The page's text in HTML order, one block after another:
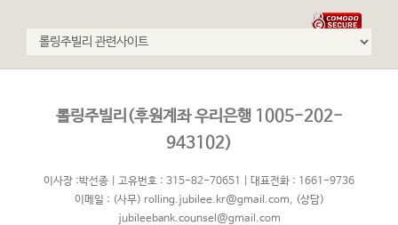
롤링주빌리(후원계좌 우리은행 1005-202-
943102)
이사장 :박선종 | 고유번호 : 315-82-70651 | 대표전화 : 1661-9736
이메일 : (사무) rolling.jubilee.kr@gmail.com, (상담)
jubileebank.counsel@gmail.com